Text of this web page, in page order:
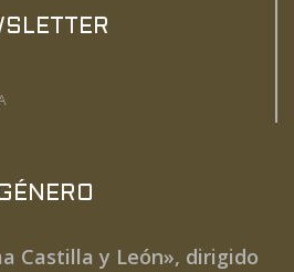
Castilla y León», dirigido